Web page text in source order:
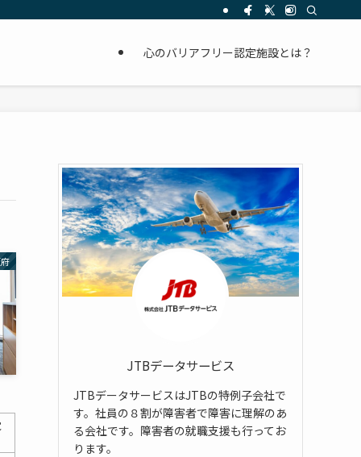
心のバリアフリー認定施設とは？
JTBデータサービス
JTBデータサービスはJTBの特例子会社で
す。社員の８割が障害者で障害に理解のあ
る会社です。障害者の就職支援も行ってお
ります。